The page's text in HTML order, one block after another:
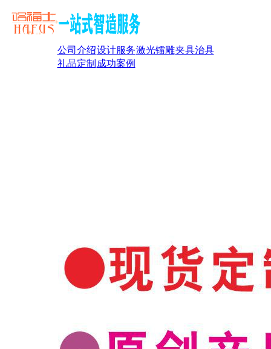
公司介绍设计服务激光镭雕夹具治具
礼品定制 成功案例